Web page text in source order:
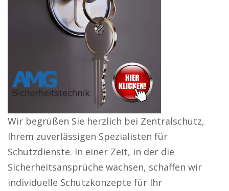
Wir begrüßen Sie herzlich bei Zentralschutz,
Ihrem zuverlässigen Spezialisten für
Schutzdienste. In einer Zeit, in der die
Sicherheitsansprüche wachsen, schaffen wir
individuelle Schutzkonzepte für Ihr